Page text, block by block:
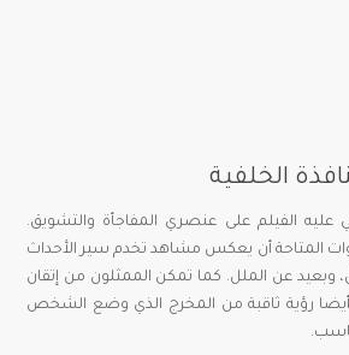
الخلفية
عليه الفيلم على عنصري المفاجأة والتشويق.
المتاحة أن يعكس مشاهد تخدم سير الأحداث
عن الملل. كما تمكن الممثلون من إتقان
رؤية ثاقبة من المخرج الذي وضع الشخص